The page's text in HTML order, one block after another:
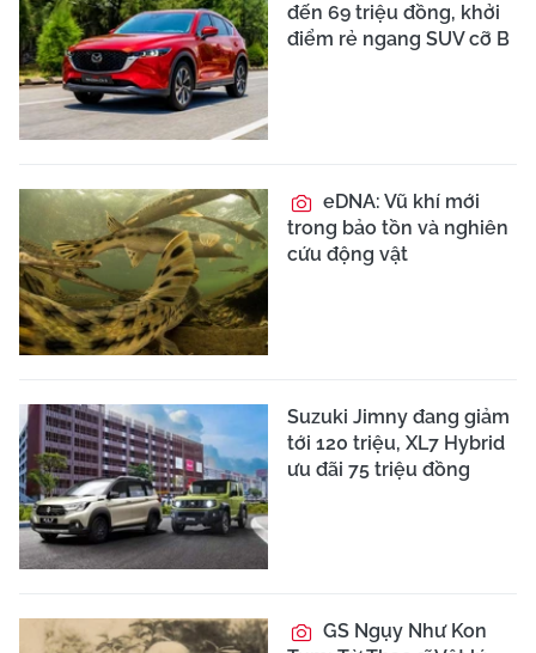
đến 69 triệu đồng, khởi
điểm rẻ ngang SUV cỡ B
eDNA: Vũ khí mới
trong bảo tồn và nghiên
cứu động vật
Suzuki Jimny đang giảm
tới 120 triệu, XL7 Hybrid
ưu đãi 75 triệu đồng
GS Ngụy Như Kon